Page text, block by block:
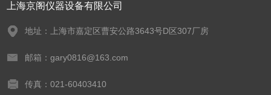
上海京阁仪器设备有限公司
地址：上海市嘉定区曹安公路3643号D区307厂房
邮箱：gary0816@163.com
传真：021-60403410